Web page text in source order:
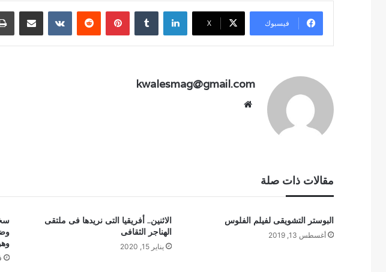
فيسبوك ‫X
لينكدإن بينتيريست مشاركة عبر البريد
kwalesmag@gmail.com
مقالات ذات صلة
البوستر التشويقى لفيلم الفلوس
أغسطس 13, 2019
الاثنين.. أفريقيا التى نريدها فى ملتقى
الهناجر الثقافى
يناير 15, 2020